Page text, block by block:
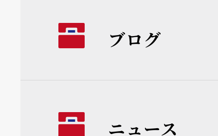
ブログ
ニュース